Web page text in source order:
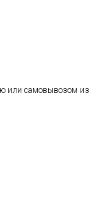
или самовывозом из